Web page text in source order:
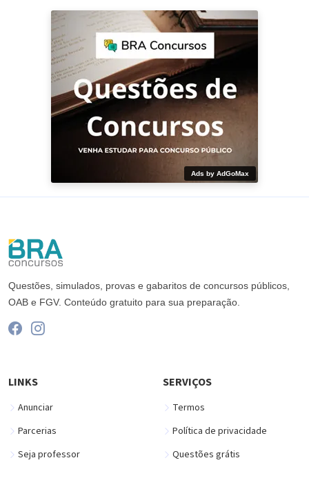
Ads by AdGoMax
Questões, simulados, provas e gabaritos de concursos públicos,
OAB e FGV. Conteúdo gratuito para sua preparação.
LINKS
Anunciar
Parcerias
Seja professor
SERVIÇOS
Termos
Política de privacidade
Questões grátis